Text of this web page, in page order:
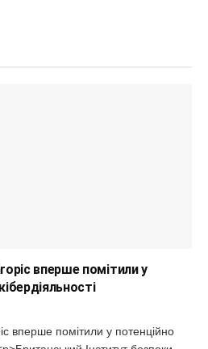
вперше помітили у
вперше помітили у потенційно